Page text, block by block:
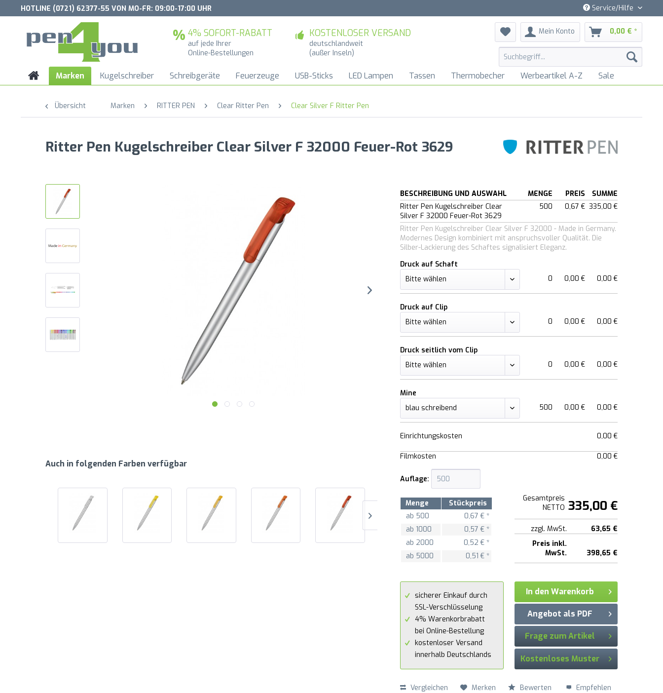
HOTLINE (0721) 62377-55 VON MO-FR: 09:00-17:00 UHR Service/Hilfe
4% SOFORT-RABATT
auf jede Ihrer
Online-Bestellungen
KOSTENLOSER VERSAND
deutschlandweit
(außer Inseln)
Mein Konto 0,00 € *
Marken Kugelschreiber Schreibgeräte Feuerzeuge USB-Sticks LED Lampen Tassen Thermobecher Werbeartikel A-Z Sale
Übersicht Marken RITTER PEN Clear Ritter Pen Clear Silver F Ritter Pen
Ritter Pen Kugelschreiber Clear Silver F 32000 Feuer-Rot 3629
Auch in folgenden Farben verfügbar
BESCHREIBUNG UND AUSWAHL MENGE PREIS
SUMME
Ritter Pen Kugelschreiber Clear
Silver F 32000 Feuer-Rot 3629
500 0,67 € 335,00 €
Ritter Pen Kugelschreiber Clear Silver F 32000 - Made in Germany.
Modernes Design kombiniert mit anspruchsvoller Qualität. Die
Silber-Lackierung des Schaftes signalisiert Eleganz.
Druck auf Schaft
0
0,00 € 0,00 €
Druck auf Clip
0
0,00 € 0,00 €
Druck seitlich vom Clip
0
0,00 € 0,00 €
Mine
500
0,00 € 0,00 €
Einrichtungskosten 0,00 €
Filmkosten 0,00 €
Auflage:
Menge
Stückpreis
ab 500
0,67 € *
ab1000
0,57 € *
ab 2000
0,52 € *
ab 5000 0,51 € *
Gesamtpreis
NETTO 335,00 €
zzgl. MwSt.
63,65 €
Preis inkl.
MwSt.
398,65 €
sicherer Einkauf durch
SSL-Verschlüsselung
4% Warenkorbrabatt
bei Online-Bestellung
kostenloser Versand
innerhalb Deutschlands
In den Warenkorb
Angebot als PDF
Frage zum Artikel
Kostenloses Muster
Vergleichen Merken Bewerten Empfehlen